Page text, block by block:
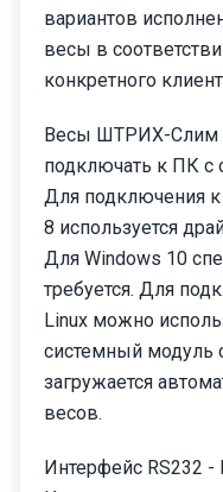
вариантов
весы в
конкретного
Весы ШТРИХ-Слим
подключать к ПК с
Для подключения к
8 используется
Для Windows 10
требуется. Для
Linux можно
системный модуль
загружается
весов.
Интерфейс RS232 -